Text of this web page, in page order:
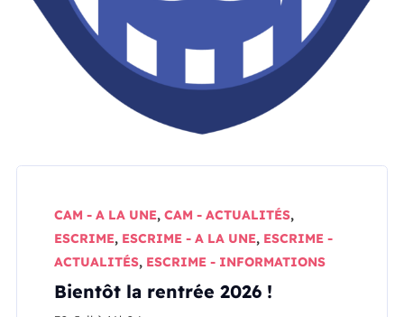
CAM - A LA UNE,CAM - ACTUALITÉS,
ESCRIME, ESCRIME - A LA UNE, ESCRIME -
ACTUALITÉS, ESCRIME - INFORMATIONS
Bientôt la rentrée 2026 !